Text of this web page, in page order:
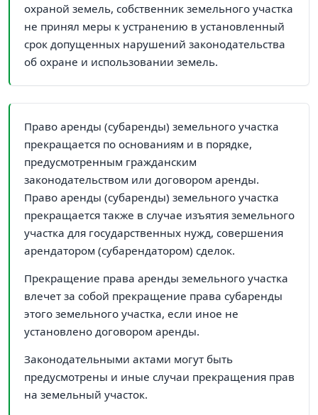
охраной земель, собственник земельного участка
не принял меры к устранению в установленный
срок допущенных нарушений законодательства
об охране и использовании земель.
Право аренды (субаренды) земельного участка
прекращается по основаниям и в порядке,
предусмотренным гражданским
законодательством или договором аренды.
Право аренды (субаренды) земельного участка
прекращается также в случае изъятия земельного
участка для государственных нужд, совершения
арендатором (субарендатором) сделок.
Прекращение права аренды земельного участка
влечет за собой прекращение права субаренды
этого земельного участка, если иное не
установлено договором аренды.
Законодательными актами могут быть
предусмотрены и иные случаи прекращения прав
на земельный участок.